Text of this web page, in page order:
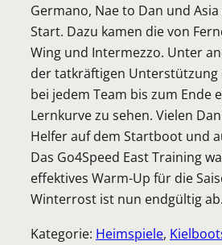
Germano, Nae to Dan und
Start. Dazu kamen die von
Wing und Intermezzo. Unter
der tatkräftigen Unterstützung
bei jedem Team bis zum Ende
Lernkurve zu sehen. Vielen
Helfer auf dem Startboot und
Das Go4Speed East Training
effektives Warm-Up für die
Winterrost ist nun endgültig
Kategorie: Heimspiele,